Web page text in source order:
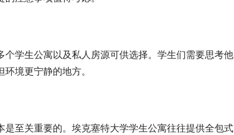
学生公寓以及私人房源可供选择。学生们需要思考他
境更宁静的地方。
至关重要的。埃克塞特大学学生公寓往往提供全包式